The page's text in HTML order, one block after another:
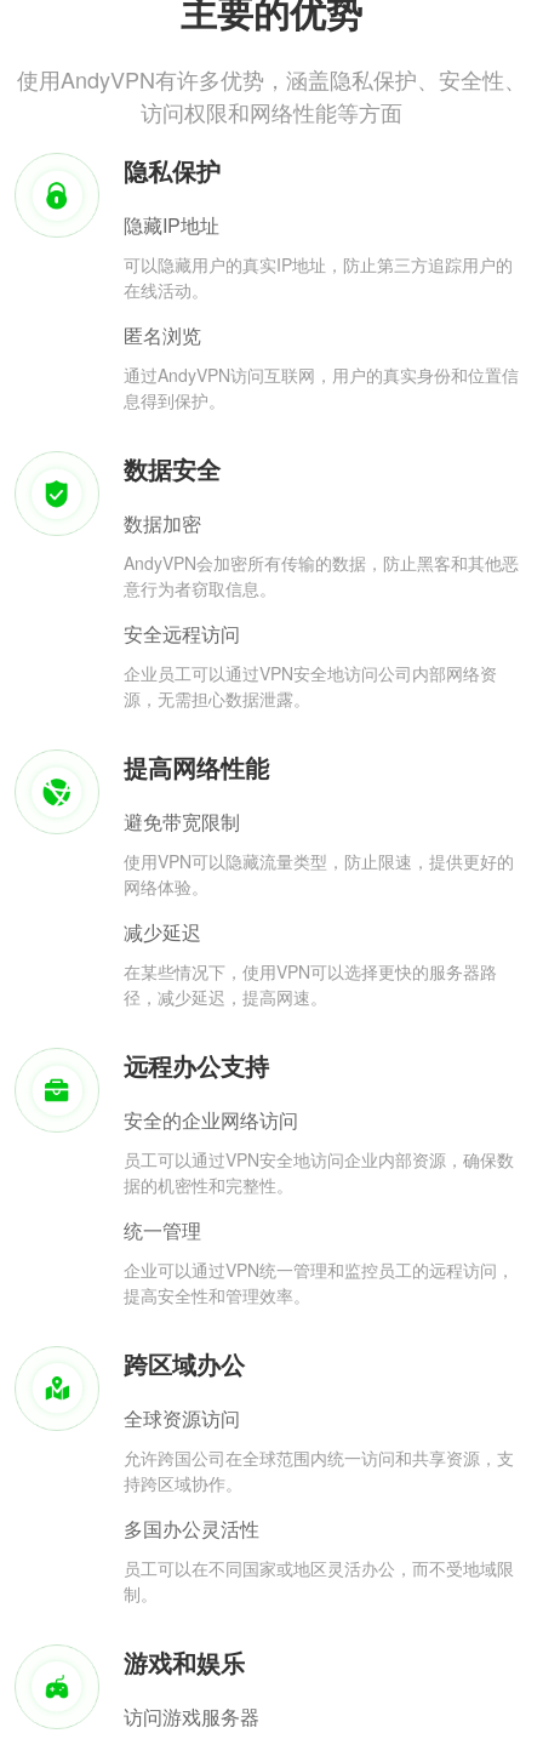
主要的优势
使用AndyVPN有许多优势，涵盖隐私保护、安全性、
访问权限和网络性能等方面
隐私保护
隐藏IP地址
可以隐藏用户的真实IP地址，防止第三方追踪用户的
在线活动。
匿名浏览
通过AndyVPN访问互联网，用户的真实身份和位置信
息得到保护。
数据安全
数据加密
AndyVPN会加密所有传输的数据，防止黑客和其他恶
意行为者窃取信息。
安全远程访问
企业员工可以通过VPN安全地访问公司内部网络资
源，无需担心数据泄露。
提高网络性能
避免带宽限制
使用VPN可以隐藏流量类型，防止限速，提供更好的
网络体验。
减少延迟
在某些情况下，使用VPN可以选择更快的服务器路
径，减少延迟，提高网速。
远程办公支持
安全的企业网络访问
员工可以通过VPN安全地访问企业内部资源，确保数
据的机密性和完整性。
统一管理
企业可以通过VPN统一管理和监控员工的远程访问，
提高安全性和管理效率。
跨区域办公
全球资源访问
允许跨国公司在全球范围内统一访问和共享资源，支
持跨区域协作。
多国办公灵活性
员工可以在不同国家或地区灵活办公，而不受地域限
制。
游戏和娱乐
访问游戏服务器